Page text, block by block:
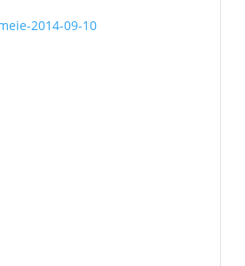
2014-09-10